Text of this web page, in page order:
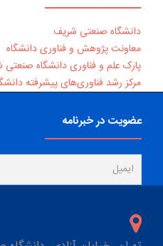
دانشگاه صنعتی شریف
معاونت پژوهش و فناوری دانشگاه
پارک علم و فناوری دانشگاه
مرکز رشد فناوری‌های پیشرفته
عضویت در خبرنامه